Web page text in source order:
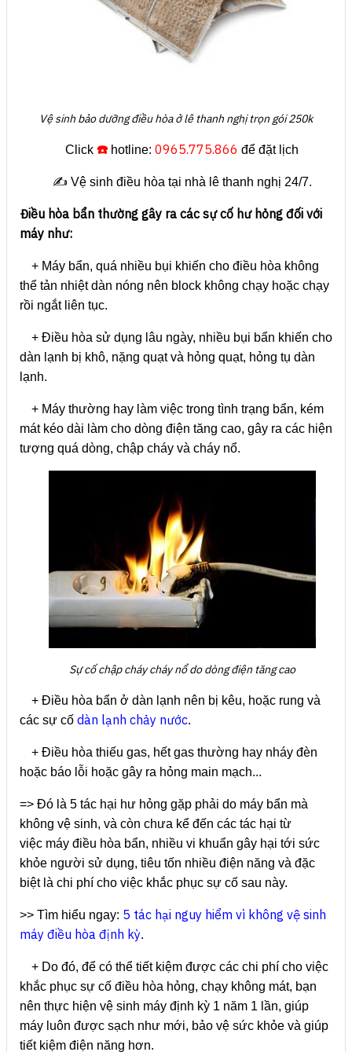
Vệ sinh bảo dưỡng điều hòa ở lê thanh nghị trọn gói 250k
Click ☎️ hotline: 0965.775.866 để đặt lịch
✍️ Vệ sinh điều hòa tại nhà lê thanh nghị 24/7.
Điều hòa bẩn thường gây ra các sự cố hư hỏng đối với
máy như:
+ Máy bẩn, quá nhiều bụi khiến cho điều hòa không
thể tản nhiệt dàn nóng nên block không chạy hoặc chạy
rồi ngắt liên tục.
+ Điều hòa sử dụng lâu ngày, nhiều bụi bẩn khiến cho
dàn lạnh bị khô, nặng quạt và hỏng quạt, hỏng tụ dàn
lạnh.
+ Máy thường hay làm việc trong tình trạng bẩn, kém
mát kéo dài làm cho dòng điện tăng cao, gây ra các hiện
tượng quá dòng, chập cháy và cháy nổ.
Sự cố chập cháy cháy nổ do dòng điện tăng cao
+ Điều hòa bẩn ở dàn lạnh nên bị kêu, hoặc rung và
các sự cố dàn lạnh chảy nước.
+ Điều hòa thiếu gas, hết gas thường hay nháy đèn
hoặc báo lỗi hoặc gây ra hỏng main mạch...
=> Đó là 5 tác hại hư hỏng gặp phải do máy bẩn mà
không vệ sinh, và còn chưa kể đến các tác hại từ
việc máy điều hòa bẩn, nhiều vi khuẩn gây hại tới sức
khỏe người sử dụng, tiêu tốn nhiều điện năng và đặc
biệt là chi phí cho việc khắc phục sự cố sau này.
>> Tìm hiểu ngay: 5 tác hại nguy hiểm vì không vệ sinh
máy điều hòa định kỳ.
+ Do đó, để có thể tiết kiệm được các chi phí cho việc
khắc phục sự cố điều hòa hỏng, chạy không mát, bạn
nên thực hiện vệ sinh máy định kỳ 1 năm 1 lần, giúp
máy luôn được sạch như mới, bảo vệ sức khỏe và giúp
tiết kiệm điện năng hơn.